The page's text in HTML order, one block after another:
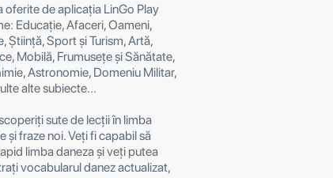
oferite de aplicația LinGo Play
Educație, Afaceri, Oameni,
Știință, Sport și Turism, Artă,
Mobilă, Frumusețe și Sănătate,
Astronomie, Domeniu Militar,
alte subiecte...
sute de lecții în limba
și fraze noi. Veți fi capabil să
limba daneza și veți putea
vocabularul danez actualizat,